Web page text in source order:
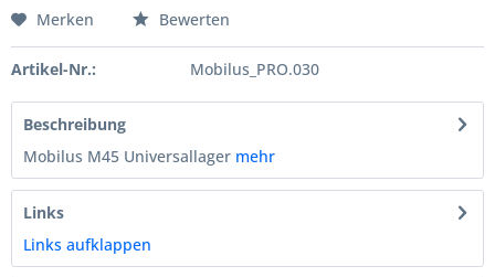
Merken Bewerten
Artikel-Nr.: Mobilus_PRO.030
Beschreibung
Mobilus M45 Universallager mehr
Links
Links aufklappen